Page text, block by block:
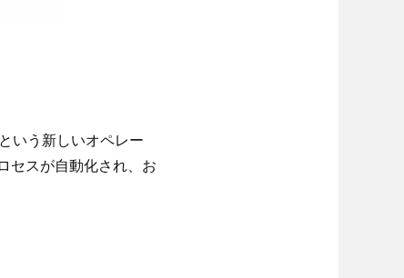
いう新しいオペレー
セスが自動化され、お